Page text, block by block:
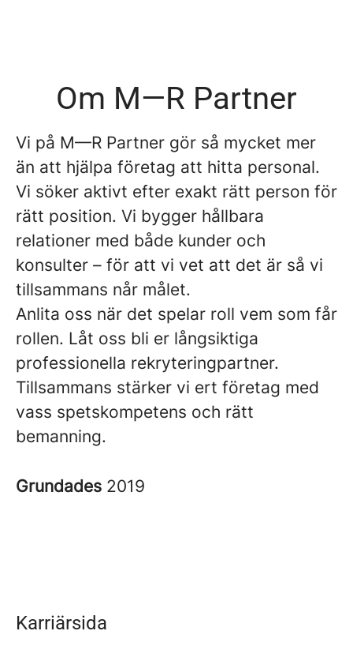
Om M—R Partner
Vi på M—R Partner gör så mycket mer
än att hjälpa företag att hitta personal.
Vi söker aktivt efter exakt rätt person för
rätt position. Vi bygger hållbara
relationer med både kunder och
konsulter – för att vi vet att det är så vi
tillsammans når målet.
Anlita oss när det spelar roll vem som får
rollen. Låt oss bli er långsiktiga
professionella rekryteringpartner.
Tillsammans stärker vi ert företag med
vass spetskompetens och rätt
bemanning.
Grundades 2019
Karriärsida